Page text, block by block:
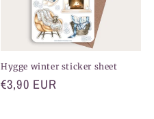
Hygge winter sticker sheet
Normaler
€3,90 EUR